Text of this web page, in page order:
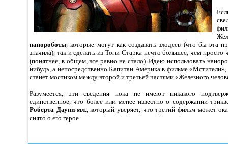
нанороботы, которые могут как создавать злодеев (что бы эта
значила), так и сделать из Тони Старка нечто большее, чем просто
(понятнее, в общем, все равно не стало). Идею использовать
нибудь, а непосредственно Капитан Америка в фильме
станет мостиком между второй и третьей частями «Железного
Разумеется, эти сведения пока не имеют никакого
единственное, что более или менее известно о содержании
Роберта Дауни-мл., который уверяет, что третий фильм может
снято о его герое.